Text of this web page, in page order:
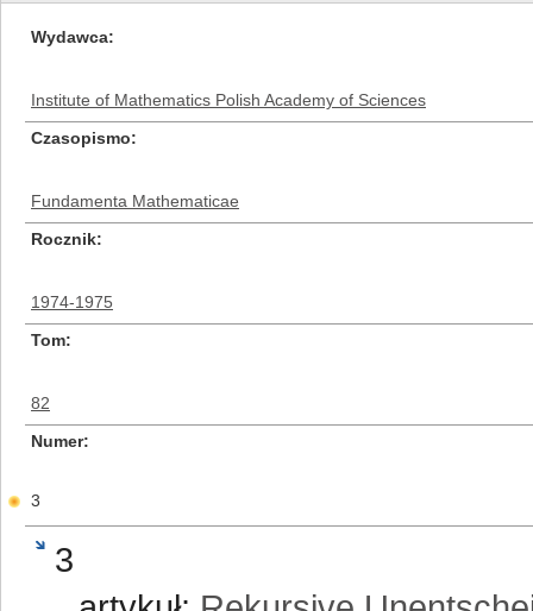
Wydawca
Institute of Mathematics Polish Academy of Sciences
Czasopismo
Fundamenta Mathematicae
Rocznik
1974-1975
Tom
82
Numer
3
3